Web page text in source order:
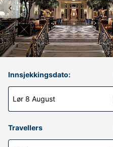
Innsjekkingsdato:
Lør 8 August
Travellers